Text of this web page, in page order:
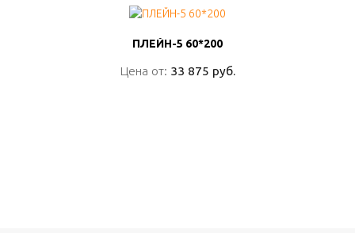
ПЛЕЙН-5 60*200
Цена от: 33 875 руб.
ПЛЕЙН-5 60*200
Цена от: 33 875 руб.